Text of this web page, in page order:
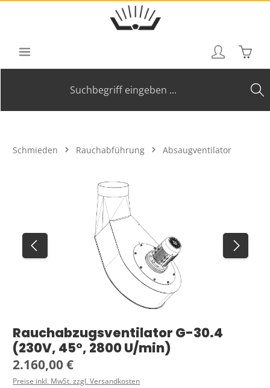
Zum Hauptinhalt springen
Schmieden Rauchabführung Absaugventilator
Bildergalerie überspringen
Rauchabzugsventilator G-30.4
(230V, 45°, 2800 U/min)
Regulärer Preis:
2.160,00 €
Preise inkl. MwSt. zzgl. Versandkosten